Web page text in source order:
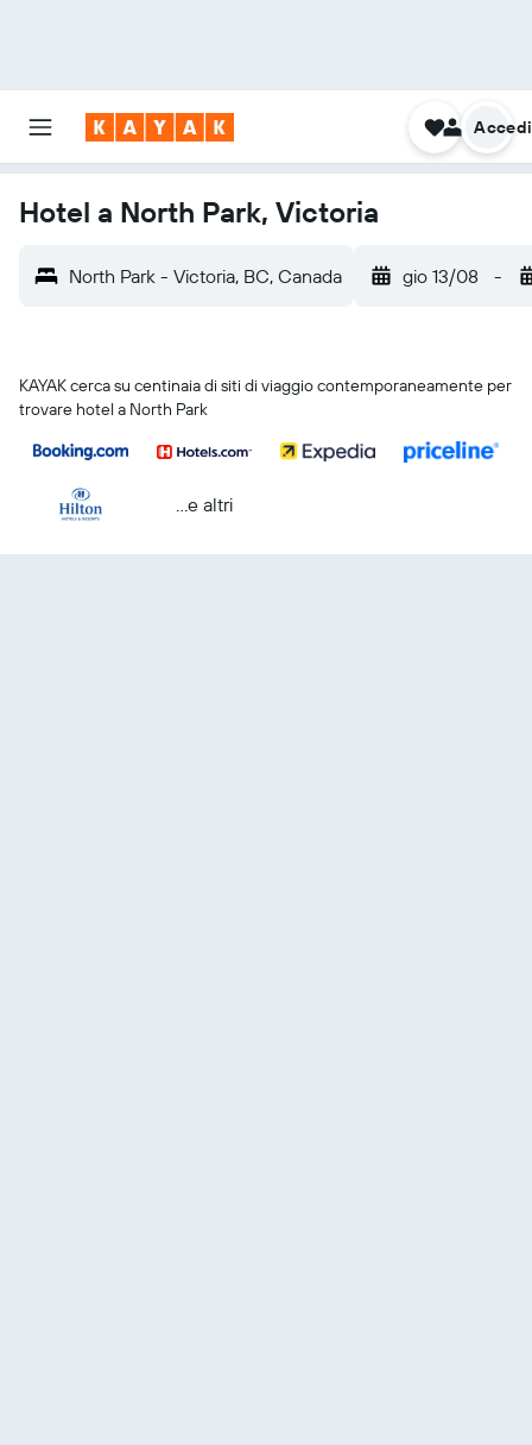
Accedi
Hotel a North Park, Victoria
North Park - Victoria, BC, Canada gio 13/08 -
KAYAK cerca su centinaia di siti di viaggio contemporaneamente per
trovare hotel a North Park
...e altri